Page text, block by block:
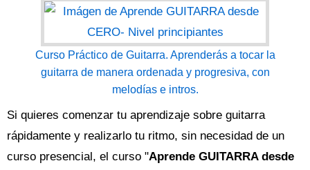
Curso Práctico de Guitarra. Aprenderás a tocar la
guitarra de manera ordenada y progresiva, con
melodías e intros.
Si quieres comenzar tu aprendizaje sobre guitarra
rápidamente y realizarlo tu ritmo, sin necesidad de un
curso presencial, el curso "Aprende GUITARRA desde